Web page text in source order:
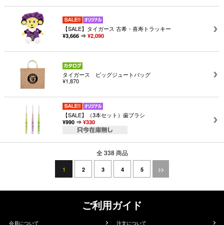
【SALE】タイガース 古希・喜寿トラッキー
¥3,666 ⇒ ¥2,090
タイガース ビッグジュートバッグ
¥1,870
【SALE】（3本セット）歯ブラシ
¥990 ⇒ ¥330
全 338 商品
1 2 3 4 5 >>
ご利用ガイド
会員について 注文について